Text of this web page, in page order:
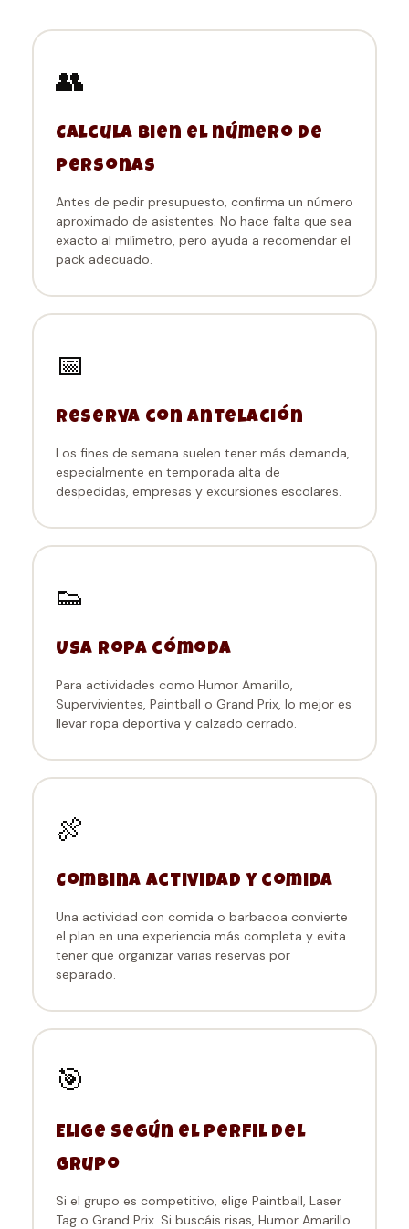
👥
Calcula bien el número de
personas
Antes de pedir presupuesto, confirma un número
aproximado de asistentes. No hace falta que sea
exacto al milímetro, pero ayuda a recomendar el
pack adecuado.
📅
Reserva con antelación
Los fines de semana suelen tener más demanda,
especialmente en temporada alta de
despedidas, empresas y excursiones escolares.
👟
Usa ropa cómoda
Para actividades como Humor Amarillo,
Supervivientes, Paintball o Grand Prix, lo mejor es
llevar ropa deportiva y calzado cerrado.
🍖
Combina actividad y comida
Una actividad con comida o barbacoa convierte
el plan en una experiencia más completa y evita
tener que organizar varias reservas por
separado.
🎯
Elige según el perfil del
grupo
Si el grupo es competitivo, elige Paintball, Laser
Tag o Grand Prix. Si buscáis risas, Humor Amarillo